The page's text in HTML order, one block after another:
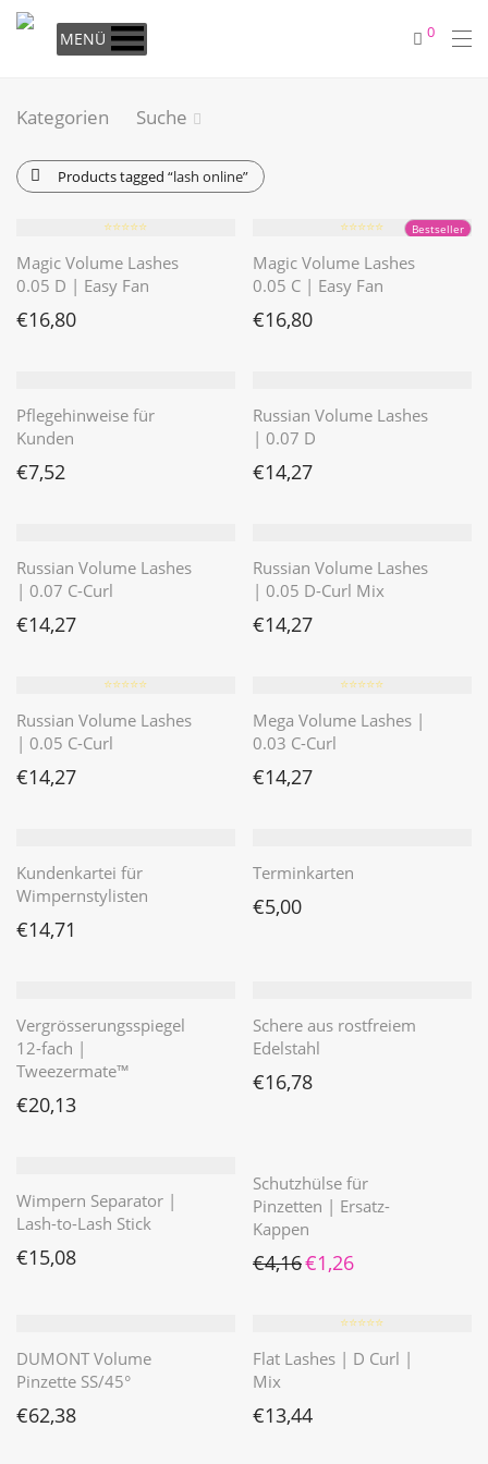
MENÜ 0
Kategorien Suche
Products tagged “lash online”
⭐️⭐️⭐️⭐️⭐️
Magic Volume Lashes
0.05 D | Easy Fan
€16,80
Bestseller
⭐️⭐️⭐️⭐️⭐️
Magic Volume Lashes
0.05 C | Easy Fan
€16,80
Pflegehinweise für
Kunden
€7,52
Russian Volume Lashes
| 0.07 D
€14,27
Russian Volume Lashes
| 0.07 C-Curl
€14,27
Russian Volume Lashes
| 0.05 D-Curl Mix
€14,27
⭐️⭐️⭐️⭐️⭐️
Russian Volume Lashes
| 0.05 C-Curl
€14,27
⭐️⭐️⭐️⭐️⭐️
Mega Volume Lashes |
0.03 C-Curl
€14,27
Kundenkartei für
Wimpernstylisten
€14,71
Terminkarten
€5,00
Vergrösserungsspiegel
12-fach |
Tweezermate™
€20,13
Schere aus rostfreiem
Edelstahl
€16,78
Wimpern Separator |
Lash-to-Lash Stick
€15,08
Schutzhülse für
Pinzetten | Ersatz-
Kappen
€4,16 Ursprünglicher Preis war:
€1,26
DUMONT Volume
Pinzette SS/45°
€62,38
⭐️⭐️⭐️⭐️⭐️
Flat Lashes | D Curl |
Mix
€13,44